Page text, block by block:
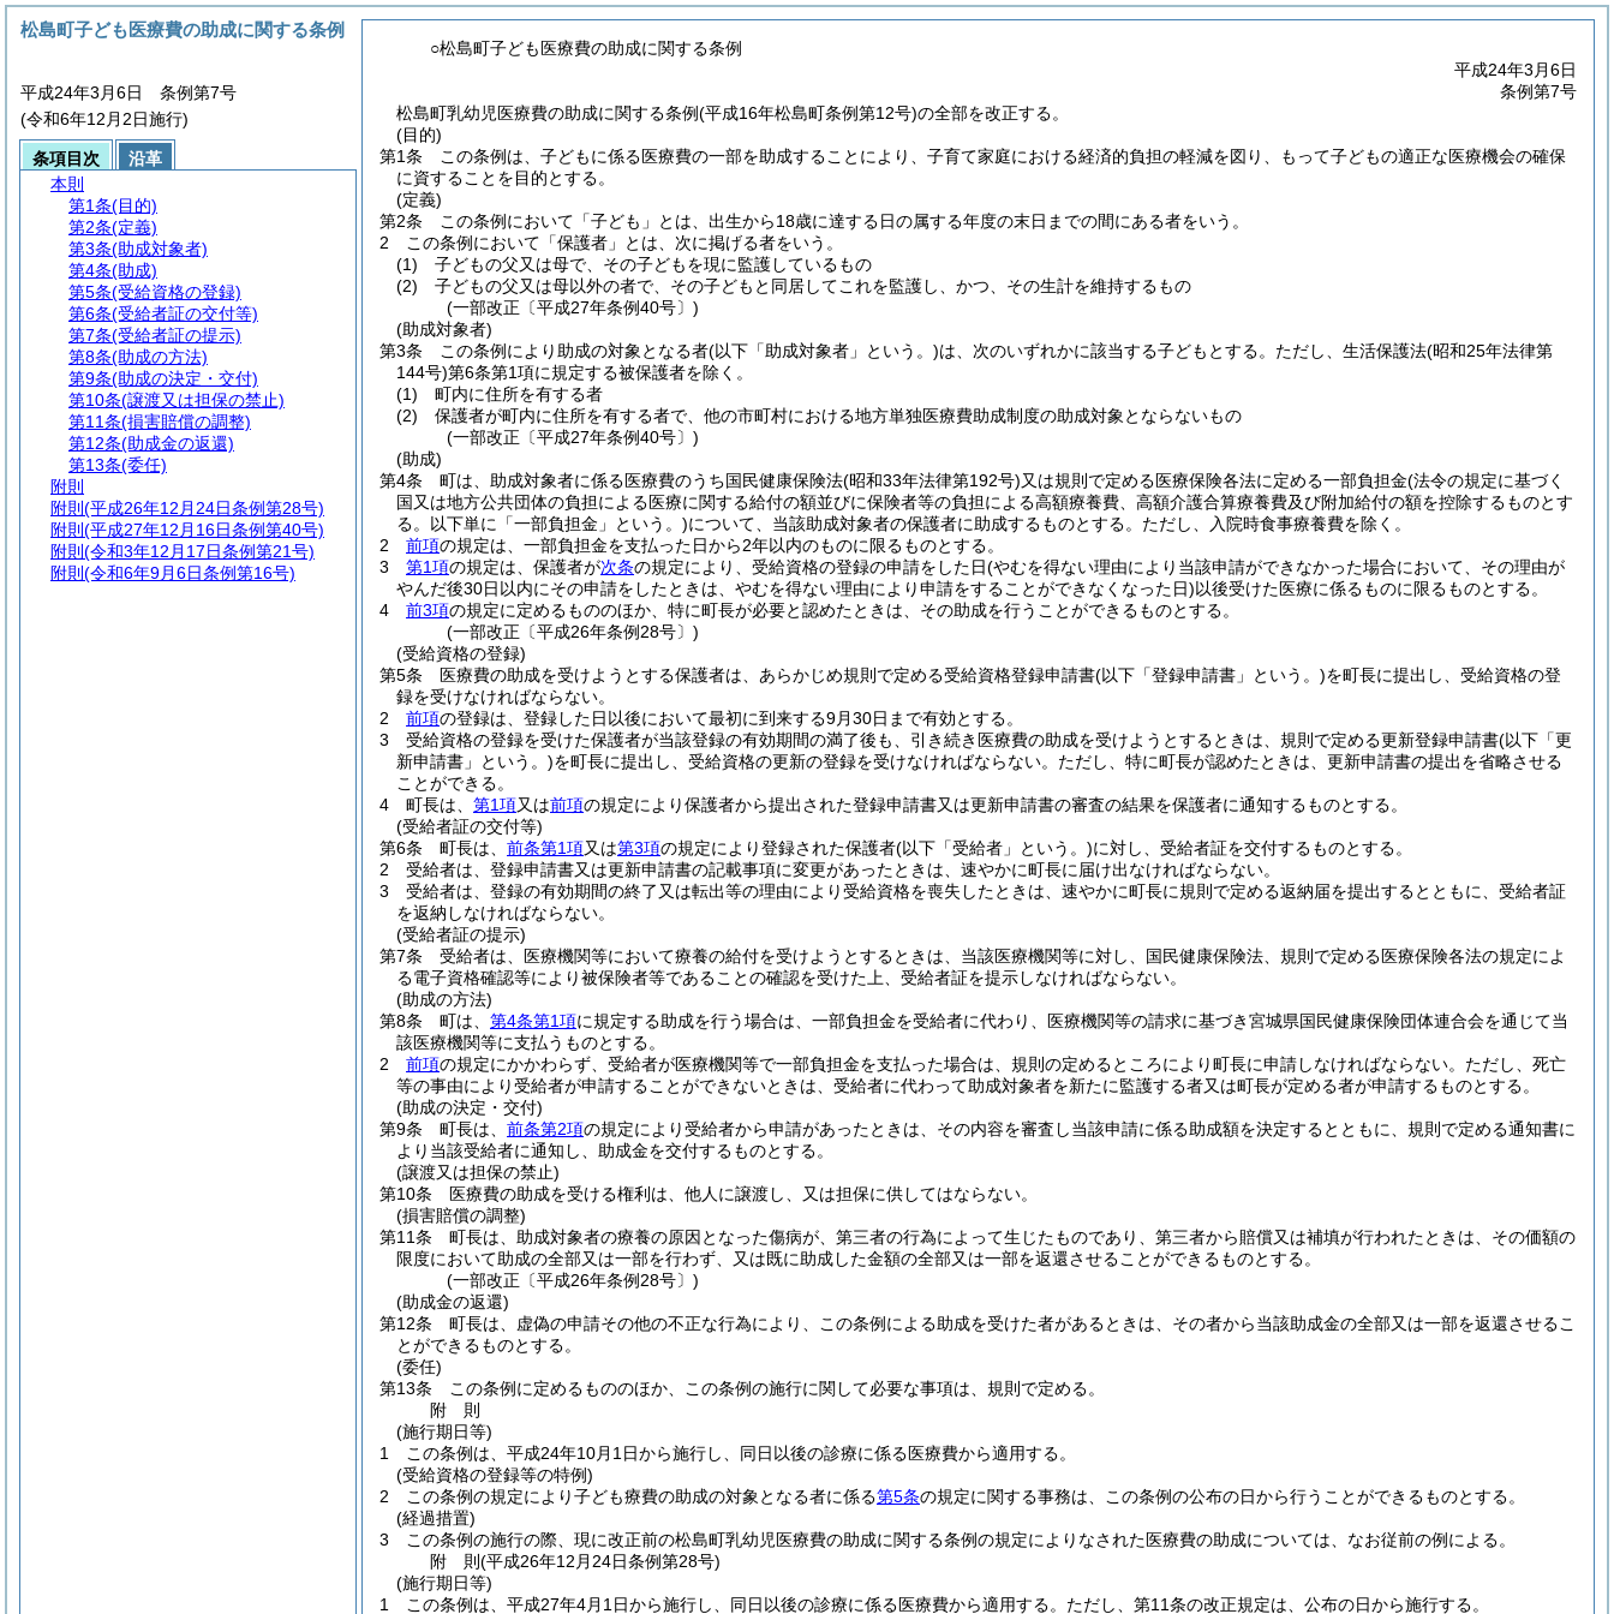
○松島町子ども医療費の助成に関する条例
平成24年3月6日
条例第7号
松島町乳幼児医療費の助成に関する条例(平成16年松島町条例第12号)の全部を改正する。
(目的)
第1条
この条例は、子どもに係る医療費の一部を助成することにより、子育て家庭における経済的負担の軽減を図り、もって子どもの適正な医療機会の確保
に資することを目的とする。
(定義)
第2条
この条例において「子ども」とは、出生から18歳に達する日の属する年度の末日までの間にある者をいう。
2
この条例において「保護者」とは、次に掲げる者をいう。
(1)
子どもの父又は母で、その子どもを現に監護しているもの
(2)
子どもの父又は母以外の者で、その子どもと同居してこれを監護し、かつ、その生計を維持するもの
(一部改正〔平成27年条例40号〕)
(助成対象者)
第3条
この条例により助成の対象となる者(以下「助成対象者」という。)は、次のいずれかに該当する子どもとする。 ただし、生活保護法(昭和25年法律第
144号)第6条第1項に規定する被保護者を除く。
(1)
町内に住所を有する者
(2)
保護者が町内に住所を有する者で、他の市町村における地方単独医療費助成制度の助成対象とならないもの
(一部改正〔平成27年条例40号〕)
(助成)
第4条
町は、助成対象者に係る医療費のうち国民健康保険法(昭和33年法律第192号)又は規則で定める医療保険各法に定める一部負担金(法令の規定に基づく
国又は地方公共団体の負担による医療に関する給付の額並びに保険者等の負担による高額療養費、高額介護合算療養費及び附加給付の額を控除するものとす
る。以下単に「一部負担金」という。)について、当該助成対象者の保護者に助成するものとする。 ただし、入院時食事療養費を除く。
2
前項の規定は、一部負担金を支払った日から2年以内のものに限るものとする。
3
第1項の規定は、保護者が次条の規定により、受給資格の登録の申請をした日(やむを得ない理由により当該申請ができなかった場合において、その理由が
やんだ後30日以内にその申請をしたときは、やむを得ない理由により申請をすることができなくなった日)以後受けた医療に係るものに限るものとする。
4
前3項の規定に定めるもののほか、特に町長が必要と認めたときは、その助成を行うことができるものとする。
(一部改正〔平成26年条例28号〕)
(受給資格の登録)
第5条
医療費の助成を受けようとする保護者は、あらかじめ規則で定める受給資格登録申請書(以下「登録申請書」という。)を町長に提出し、受給資格の登
録を受けなければならない。
2
前項の登録は、登録した日以後において最初に到来する9月30日まで有効とする。
3
受給資格の登録を受けた保護者が当該登録の有効期間の満了後も、引き続き医療費の助成を受けようとするときは、規則で定める更新登録申請書(以下「更
新申請書」という。)を町長に提出し、受給資格の更新の登録を受けなければならない。 ただし、特に町長が認めたときは、更新申請書の提出を省略させる
ことができる。
4
町長は、 第1項又は前項の規定により保護者から提出された登録申請書又は更新申請書の審査の結果を保護者に通知するものとする。
(受給者証の交付等)
第6条
町長は、 前条第1項又は第3項の規定により登録された保護者(以下「受給者」という。)に対し、受給者証を交付するものとする。
2
受給者は、登録申請書又は更新申請書の記載事項に変更があったときは、速やかに町長に届け出なければならない。
3
受給者は、登録の有効期間の終了又は転出等の理由により受給資格を喪失したときは、速やかに町長に規則で定める返納届を提出するとともに、受給者証
を返納しなければならない。
(受給者証の提示)
第7条
受給者は、医療機関等において療養の給付を受けようとするときは、当該医療機関等に対し、国民健康保険法、規則で定める医療保険各法の規定によ
る電子資格確認等により被保険者等であることの確認を受けた上、受給者証を提示しなければならない。
(助成の方法)
第8条
町は、 第4条第1項に規定する助成を行う場合は、一部負担金を受給者に代わり、医療機関等の請求に基づき宮城県国民健康保険団体連合会を通じて当
該医療機関等に支払うものとする。
2
前項の規定にかかわらず、受給者が医療機関等で一部負担金を支払った場合は、規則の定めるところにより町長に申請しなければならない。 ただし、死亡
等の事由により受給者が申請することができないときは、受給者に代わって助成対象者を新たに監護する者又は町長が定める者が申請するものとする。
(助成の決定・交付)
第9条
町長は、 前条第2項の規定により受給者から申請があったときは、その内容を審査し当該申請に係る助成額を決定するとともに、規則で定める通知書に
より当該受給者に通知し、助成金を交付するものとする。
(譲渡又は担保の禁止)
第10条
医療費の助成を受ける権利は、他人に譲渡し、又は担保に供してはならない。
(損害賠償の調整)
第11条
町長は、助成対象者の療養の原因となった傷病が、第三者の行為によって生じたものであり、第三者から賠償又は補填が行われたときは、その価額の
限度において助成の全部又は一部を行わず、又は既に助成した金額の全部又は一部を返還させることができるものとする。
(一部改正〔平成26年条例28号〕)
(助成金の返還)
第12条
町長は、虚偽の申請その他の不正な行為により、この条例による助成を受けた者があるときは、その者から当該助成金の全部又は一部を返還させるこ
とができるものとする。
(委任)
第13条
この条例に定めるもののほか、この条例の施行に関して必要な事項は、規則で定める。
附 則
(施行期日等)
1
この条例は、平成24年10月1日から施行し、同日以後の診療に係る医療費から適用する。
(受給資格の登録等の特例)
2
この条例の規定により子ども療費の助成の対象となる者に係る第5条の規定に関する事務は、この条例の公布の日から行うことができるものとする。
(経過措置)
3
この条例の施行の際、現に改正前の松島町乳幼児医療費の助成に関する条例の規定によりなされた医療費の助成については、なお従前の例による。
附 則(平成26年12月24日条例第28号)
(施行期日等)
1
この条例は、平成27年4月1日から施行し、同日以後の診療に係る医療費から適用する。 ただし、第11条の改正規定は、公布の日から施行する。
松島町子ども医療費の助成に関する条例
平成24年3月6日 条例第7号
(令和6年12月2日施行)
条項目次
沿革
本則
第1条(目的)
第2条(定義)
第3条(助成対象者)
第4条(助成)
第5条(受給資格の登録)
第6条(受給者証の交付等)
第7条(受給者証の提示)
第8条(助成の方法)
第9条(助成の決定・交付)
第10条(譲渡又は担保の禁止)
第11条(損害賠償の調整)
第12条(助成金の返還)
第13条(委任)
附則
附則 (平成26年12月24日条例第28号)
附則 (平成27年12月16日条例第40号)
附則 (令和3年12月17日条例第21号)
附則 (令和6年9月6日条例第16号)